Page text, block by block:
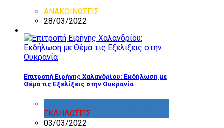
ΑΝΑΚΟΙΝΩΣΕΙΣ
28/03/2022
Επιτροπή Ειρήνης Χαλανδρίου: Εκδήλωση με
Θέμα τις Εξελίξεις στην Ουκρανία
ΕΚΔΗΛΩΣΕΙΣ
03/03/2022